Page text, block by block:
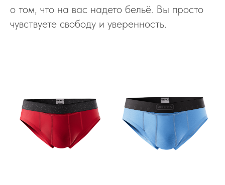
о том, что на вас надето бельё. Вы просто
чувствуете свободу и уверенность.